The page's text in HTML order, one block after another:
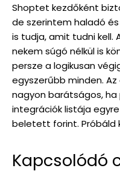
Shoptet kezdőként
de szerintem haladó
is tudja, amit tudni kell.
nekem súgó nélkül is
persze a logikusan
egyszerűbb minden.
nagyon barátságos,
integrációk listája
beletett forint. Próbáld
Kapcsolódó